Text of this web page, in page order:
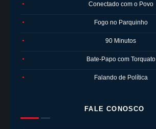
● Conectado com o Povo
● Fogo no Parquinho
● 90 Minutos
● Bate-Papo com Torquato
● Falando de Política
FALE CONOSCO